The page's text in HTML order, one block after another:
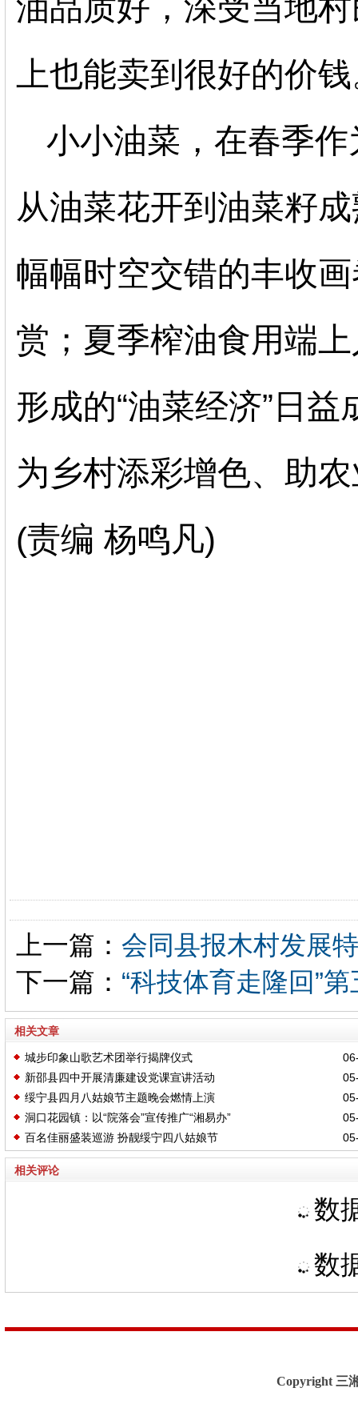
油品质好，深受当地
上也能卖到很好的价
小小油菜，在春季
从油菜花开到油菜籽
幅幅时空交错的丰收
赏；夏季榨油食用端
形成的“油菜经济”日
为乡村添彩增色、助
(责编 杨鸣凡)
上一篇： 会同县报木村发展
下一篇： “科技体育走隆回”
相关文章
城步印象山歌艺术团举行揭牌仪式
新邵县四中开展清廉建设党课宣讲活动
绥宁县四月八姑娘节主题晚会燃情上演
洞口花园镇：以“院落会”宣传推广“湘易办”
百名佳丽盛装巡游 扮靓绥宁四八姑娘节
相关评论
数
数
Copyright 三